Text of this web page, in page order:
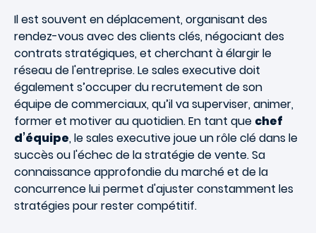
Il est souvent en déplacement, organisant des
rendez-vous avec des clients clés, négociant des
contrats stratégiques, et cherchant à élargir le
réseau de l'entreprise. Le sales executive doit
également s’occuper du recrutement de son
équipe de commerciaux, qu’il va superviser, animer,
former et motiver au quotidien. En tant que chef
d’équipe, le sales executive joue un rôle clé dans le
succès ou l'échec de la stratégie de vente. Sa
connaissance approfondie du marché et de la
concurrence lui permet d'ajuster constamment les
stratégies pour rester compétitif.